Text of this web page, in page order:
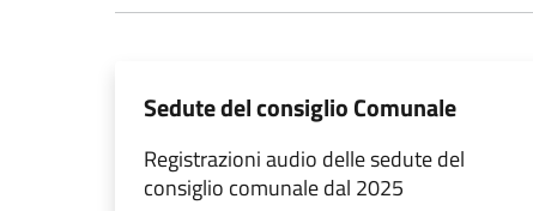
Sedute del consiglio Comunale
Registrazioni audio delle sedute del
consiglio comunale dal 2025